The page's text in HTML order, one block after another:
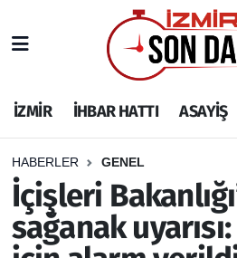
İZMİR İHBAR HATTI ASAYİŞ
HABERLER GENEL
İçişleri
sağanak
İHBAR HATTI
DEPREM
GENEL
EKONOMİ
İzmir Nöbetçi Eczaneler
İzmir Hava Durumu
İzmir Namaz Vakitleri
İzmir Trafik Yoğunluk
Puan Durumu ve Fikstür